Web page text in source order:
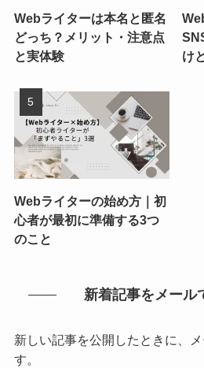
Webライターは本名と匿名
どっち？メリット・注意点
と実体験
け
Webライターの始め方｜初
心者が最初に準備する3つ
のこと
新着記事をメール
新しい記事を公開したときに、
す。